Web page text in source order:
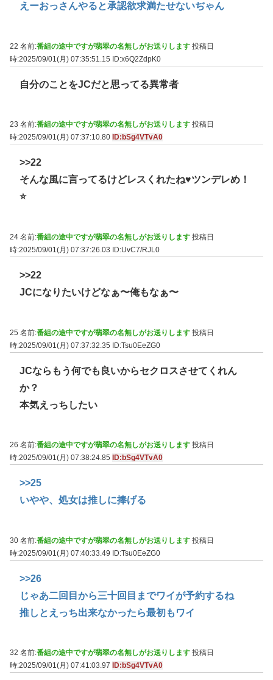
えーおっさんやると承認欲求満たせないぢゃん
22 名前:番組の途中ですが翡翠の名無しがお送りします 投稿日
時:2025/09/01(月) 07:35:51.15 ID:x6Q2ZdpK0
自分のことをJCだと思ってる異常者
23 名前:番組の途中ですが翡翠の名無しがお送りします 投稿日
時:2025/09/01(月) 07:37:10.80 ID:bSg4VTvA0
>>22
そんな風に言ってるけどレスくれたね♥ツンデレめ！
⭐
24 名前:番組の途中ですが翡翠の名無しがお送りします 投稿日
時:2025/09/01(月) 07:37:26.03
ID:UvC7/RJL0
>>22
JCになりたいけどなぁ〜俺もなぁ〜
25 名前:番組の途中ですが翡翠の名無しがお送りします 投稿日
時:2025/09/01(月) 07:37:32.35 ID:Tsu0EeZG0
JCならもう何でも良いからセクロスさせてくれん
か？
本気えっちしたい
26 名前:番組の途中ですが翡翠の名無しがお送りします 投稿日
時:2025/09/01(月) 07:38:24.85
ID:bSg4VTvA0
>>25
いやや、処女は推しに捧げる
30 名前:番組の途中ですが翡翠の名無しがお送りします 投稿日
時:2025/09/01(月) 07:40:33.49 ID:Tsu0EeZG0
>>26
じゃあ二回目から三十回目までワイが予約するね
推しとえっち出来なかったら最初もワイ
32 名前:番組の途中ですが翡翠の名無しがお送りします 投稿日
時:2025/09/01(月) 07:41:03.97
ID:bSg4VTvA0